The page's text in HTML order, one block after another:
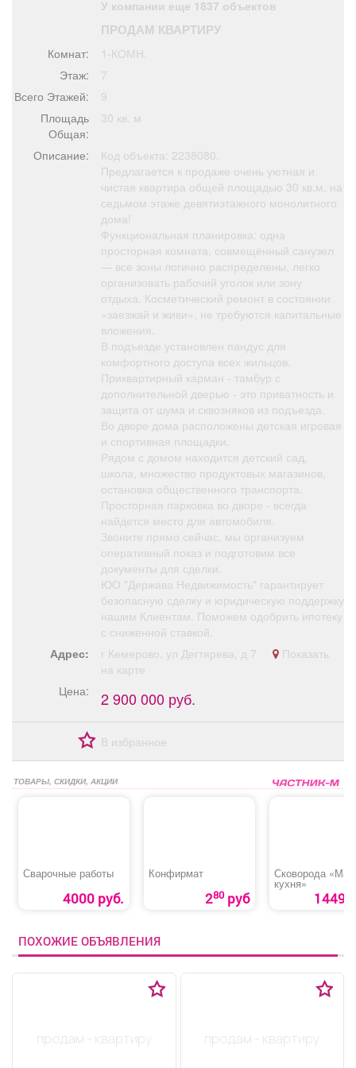
Обучение Проекты
Товары
Я - пенсионер
У компании еще 1837 объектов
ПРОДАМ КВАРТИРУ
Комнат:
1-КОМН.
Этаж:
7
Всего Этажей:
9
Площадь
Общая:
30 кв. м
Описание:
Код объекта: 2238080.
Предлагается к продаже очень уютная и
чистая квартира общей площадью 30 кв.м. на
седьмом этаже девятиэтажного монолитного
дома!
Функциональная планировка: одна
просторная комната, совмещённый санузел
— все зоны логично распределены, легко
организовать рабочий уголок или зону
отдыха. Косметический ремонт в состоянии
«заезжай и живи», не требуются капитальные
вложения.
В подъезде установлен пандус для
комфортного доступа всех жильцов.
Приквартирный карман - тамбур с
дополнительной дверью - это приватность и
защита от шума и сквозняков из подъезда.
Во дворе дома расположены детская игровая
и спортивная площадки.
Рядом с домом находится детский сад,
школа, множество продуктовых магазинов,
остановка общественного транспорта.
Просторная парковка во дворе - всегда
найдется место для автомобиля.
Звоните прямо сейчас, мы организуем
оперативный показ и подготовим все
документы для сделки.
ЮО "Держава Недвижимость" гарантирует
безопасную сделку и юридическую поддержку
нашим Клиентам. Поможем одобрить ипотеку
с сниженной ставкой.
Адрес:
г Кемерово, ул Дегтярева, д 7
Показать
на карте
Цена:
2 900 000 руб.
В избранное
ТОВАРЫ, СКИДКИ, АКЦИИ
Сварочные работы
4000 руб.
Конфирмат
280руб
Сковорода
кухня»
1449
ПОХОЖИЕ ОБЪЯВЛЕНИЯ
продам - квартиру продам - квартиру